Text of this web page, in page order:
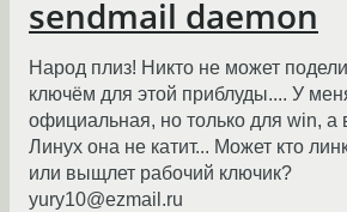
sendmail daemon
Народ плиз! Никто не может
ключём для этой приблуды.... У
официальная, но только для win, а
Линух она не катит... Может кто
или выщлет рабочий ключик?
yury10@ezmail.ru